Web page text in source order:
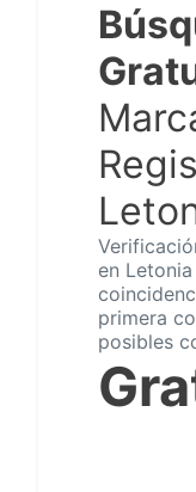
en
primera
posibles